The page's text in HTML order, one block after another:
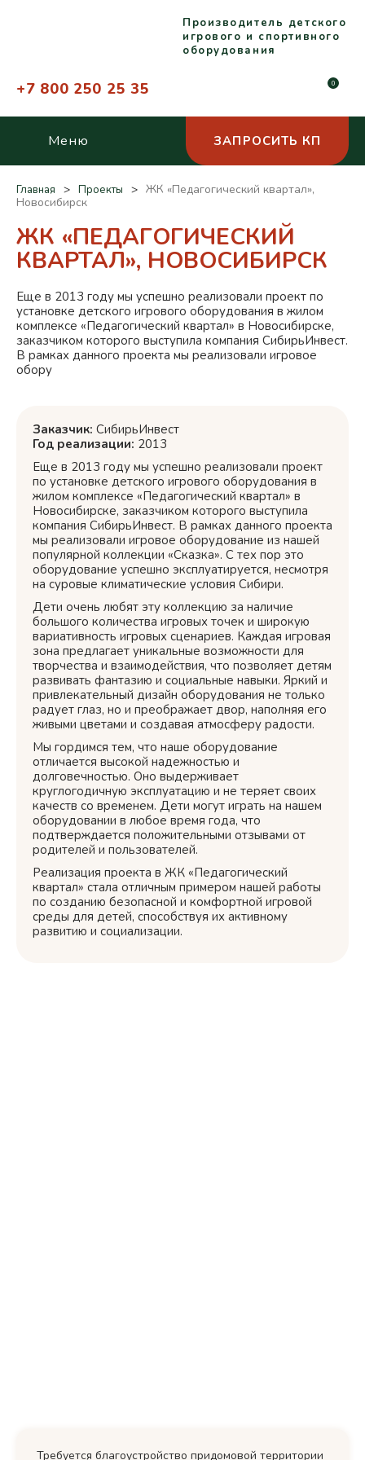
Производитель детского
игрового и спортивного
оборудования
+7 800 250 25 35 0
Меню ЗАПРОСИТЬ КП
Главная Проекты
ЖК «Педагогический квартал»,
Новосибирск
ЖК «ПЕДАГОГИЧЕСКИЙ
КВАРТАЛ», НОВОСИБИРСК
Еще в 2013 году мы успешно реализовали проект по
установке детского игрового оборудования в жилом
комплексе «Педагогический квартал» в Новосибирске,
заказчиком которого выступила компания СибирьИнвест.
В рамках данного проекта мы реализовали игровое
обору
Заказчик: СибирьИнвест
Год реализации: 2013
Еще в 2013 году мы успешно реализовали проект
по установке детского игрового оборудования в
жилом комплексе «Педагогический квартал» в
Новосибирске, заказчиком которого выступила
компания СибирьИнвест. В рамках данного проекта
мы реализовали игровое оборудование из нашей
популярной коллекции «Сказка». С тех пор это
оборудование успешно эксплуатируется, несмотря
на суровые климатические условия Сибири.
Дети очень любят эту коллекцию за наличие
большого количества игровых точек и широкую
вариативность игровых сценариев. Каждая игровая
зона предлагает уникальные возможности для
творчества и взаимодействия, что позволяет детям
развивать фантазию и социальные навыки. Яркий и
привлекательный дизайн оборудования не только
радует глаз, но и преображает двор, наполняя его
живыми цветами и создавая атмосферу радости.
Мы гордимся тем, что наше оборудование
отличается высокой надежностью и
долговечностью. Оно выдерживает
круглогодичную эксплуатацию и не теряет своих
качеств со временем. Дети могут играть на нашем
оборудовании в любое время года, что
подтверждается положительными отзывами от
родителей и пользователей.
Реализация проекта в ЖК «Педагогический
квартал» стала отличным примером нашей работы
по созданию безопасной и комфортной игровой
среды для детей, способствуя их активному
развитию и социализации.
Требуется благоустройство придомовой территории